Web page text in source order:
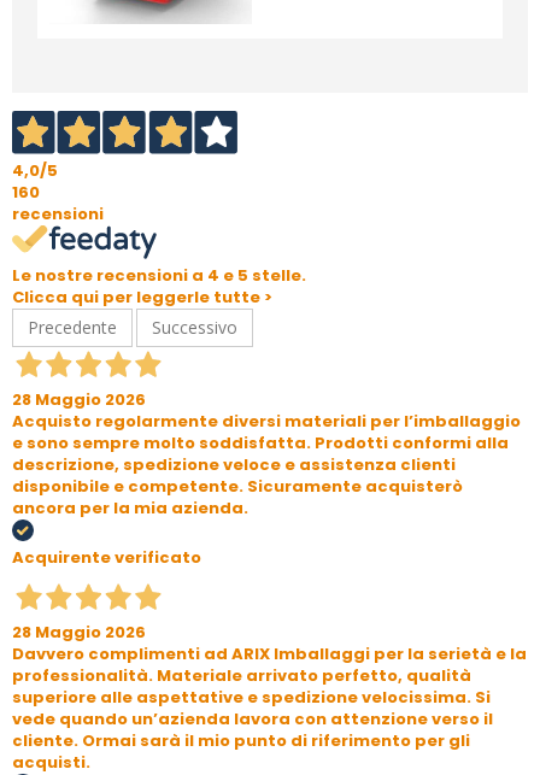
4,0/5
160
recensioni
Le nostre recensioni a 4 e 5 stelle.
Clicca qui per leggerle tutte >
Precedente
Successivo
28 Maggio 2026
Acquisto regolarmente diversi materiali per l’imballaggio
e sono sempre molto soddisfatta. Prodotti conformi alla
descrizione, spedizione veloce e assistenza clienti
disponibile e competente. Sicuramente acquisterò
ancora per la mia azienda.
Acquirente verificato
28 Maggio 2026
Davvero complimenti ad ARIX Imballaggi per la serietà e la
professionalità. Materiale arrivato perfetto, qualità
superiore alle aspettative e spedizione velocissima. Si
vede quando un’azienda lavora con attenzione verso il
cliente. Ormai sarà il mio punto di riferimento per gli
acquisti.